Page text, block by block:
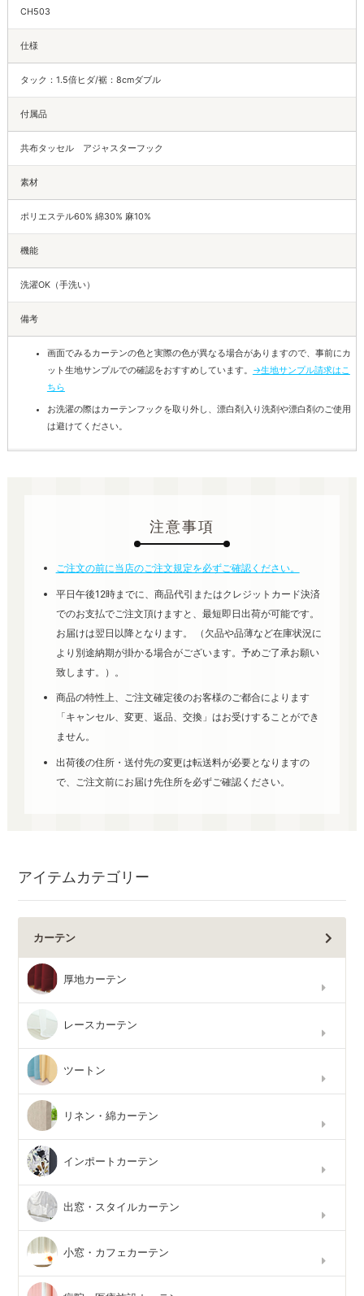
CH503
仕様
タック：1.5倍ヒダ/裾：8cmダブル
付属品
共布タッセル アジャスターフック
素材
ポリエステル60% 綿30% 麻10%
機能
洗濯OK（手洗い）
備考
画面でみるカーテンの色と実際の色が異なる場合がありますので、事前にカ
ット生地サンプルでの確認をおすすめしています。 →生地サンプル請求はこ
ちら
お洗濯の際はカーテンフックを取り外し、漂白剤入り洗剤や漂白剤のご使用
は避けてください。
注意事項
ご注文の前に当店のご注文規定を必ずご確認ください。
平日午後12時までに、商品代引またはクレジットカード決済
でのお支払でご注文頂けますと、最短即日出荷が可能です。
お届けは翌日以降となります。 （欠品や品薄など在庫状況に
より別途納期が掛かる場合がございます。予めご了承お願い
致します。）。
商品の特性上、ご注文確定後のお客様のご都合によります
「キャンセル、変更、返品、交換」はお受けすることができ
ません。
出荷後の住所・送付先の変更は転送料が必要となりますの
で、ご注文前にお届け先住所を必ずご確認ください。
アイテムカテゴリー
カーテン
厚地カーテン
レースカーテン
ツートン
リネン・綿カーテン
インポートカーテン
出窓・スタイルカーテン
小窓・カフェカーテン